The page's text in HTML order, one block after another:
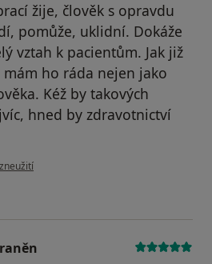
žije, člověk s opravdu
pomůže, uklidní. Dokáže
vztah k pacientům. Jak již
ho ráda nejen jako
Kéž by takových
hned by zdravotnictví
uživatele Váš účet byl odstraněn